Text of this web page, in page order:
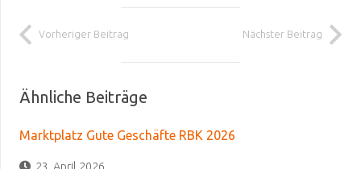
Vorheriger Beitrag Nächster Beitrag
Ähnliche Beiträge
Marktplatz Gute Geschäfte RBK 2026